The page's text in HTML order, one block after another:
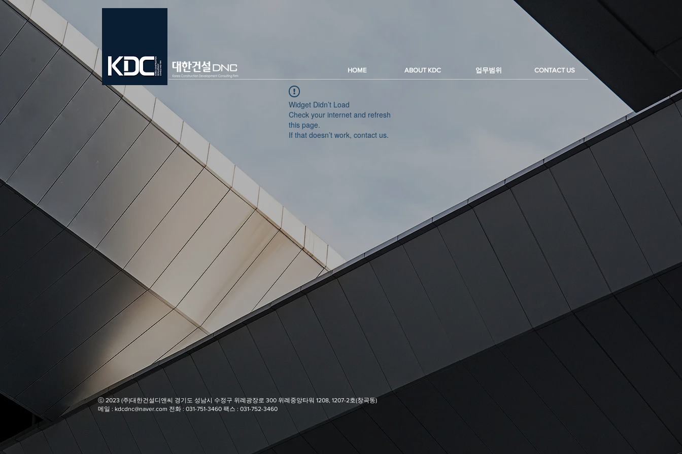
HOME ABOUT KDC 업무범위 CONTACT US
Widget Didn’t Load
Check your internet and refresh
this page.
If that doesn’t work, contact us.
​ⓒ 2023 (주)대한건설디앤씨 경기도 성남시 수정구 위례광장로 300 위례중앙타워 1208, 1207-2호(창곡동)
​메일 : kdcdnc@naver.com 전화 : 031-751-3460 팩스 : 031-752-3460